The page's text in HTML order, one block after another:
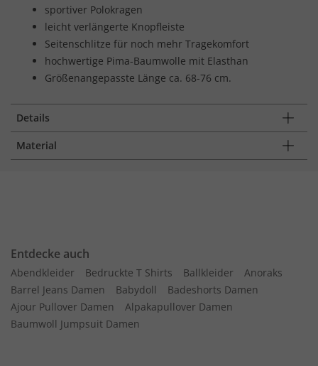
sportiver Polokragen
leicht verlängerte Knopfleiste
Seitenschlitze für noch mehr Tragekomfort
hochwertige Pima-Baumwolle mit Elasthan
Größenangepasste Länge ca. 68-76 cm.
Details
Material
Entdecke auch
Abendkleider Bedruckte T Shirts Ballkleider
Anoraks
Barrel Jeans Damen
Babydoll
Badeshorts Damen
Ajour Pullover Damen
Alpakapullover Damen
Baumwoll Jumpsuit Damen